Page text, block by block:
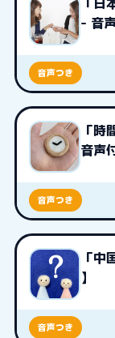
- 音
音声つき
「
音声
音声つき
「
】
音声つき